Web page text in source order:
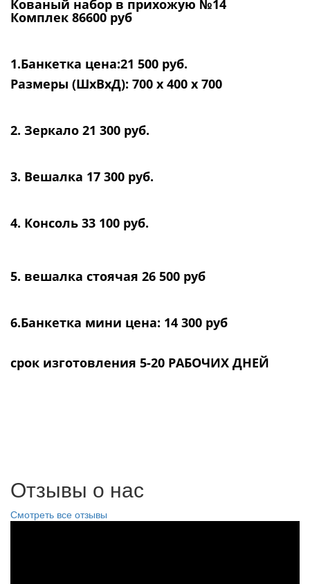
Кованый набор в прихожую №14
Комплек 86600 руб
1.Банкетка цена:21 500 руб.
Размеры (ШхВхД): 700 x 400 x 700
2. Зеркало 21 300 руб.
3. Вешалка 17 300 руб.
4. Консоль 33 100 руб.
5. вешалка стоячая 26 500 руб
6.Банкетка мини цена: 14 300 руб
срок изготовления 5-20 РАБОЧИХ ДНЕЙ
Отзывы о нас
Смотреть все отзывы